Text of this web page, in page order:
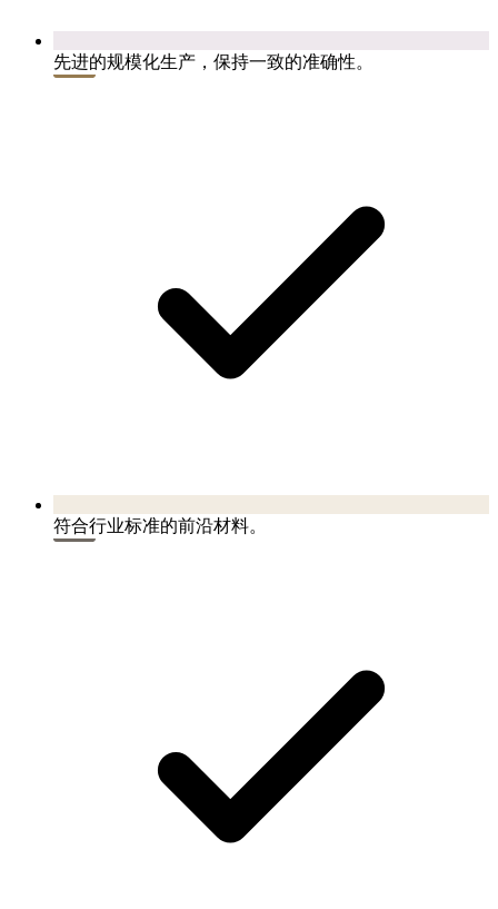
先进的规模化生产，保持一致的准确性。
符合行业标准的前沿材料。